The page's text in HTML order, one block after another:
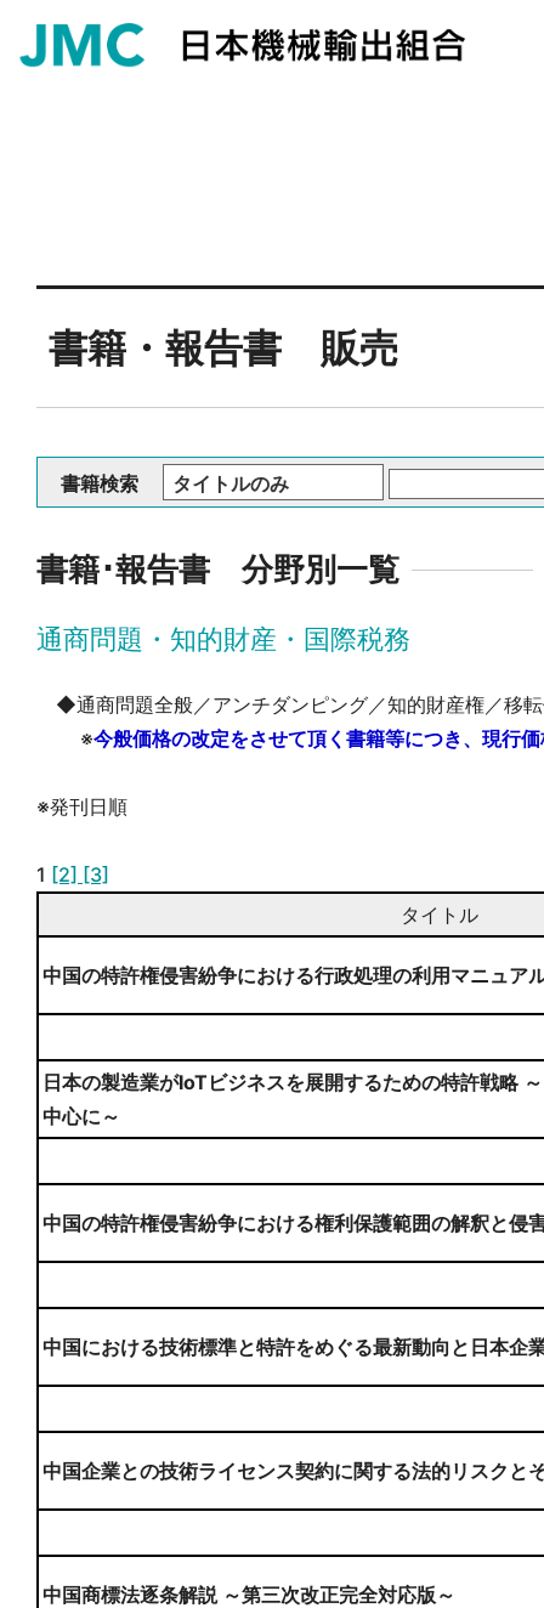
書籍・報告書 販売
書籍検索
書籍･報告書 分野別一覧
通商問題・知的財産・国際税務
◆通商問題全般／アンチダンピング／知的財産権／移
※今般価格の改定をさせて頂く書籍等につき、現行
※発刊日順
1 [2] [3]
タイトル
中国の特許権侵害紛争における行政処理の利用マニュア
日本の製造業がIoTビジネスを展開するための特許戦略
中心に～
中国の特許権侵害紛争における権利保護範囲の解釈と侵
中国における技術標準と特許をめぐる最新動向と日本企
中国企業との技術ライセンス契約に関する法的リスクと
中国商標法逐条解説 ～第三次改正完全対応版～